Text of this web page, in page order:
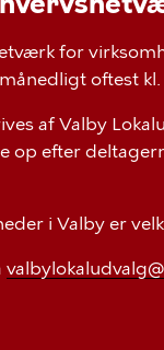
for
oftest kl.
af Valby
op efter
i Valby er